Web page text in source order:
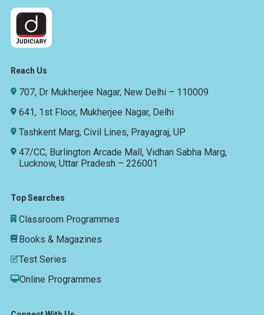
Reach Us
707, Dr Mukherjee Nagar, New Delhi – 110009
641, 1st Floor, Mukherjee Nagar, Delhi
Tashkent Marg, Civil Lines, Prayagraj, UP
47/CC, Burlington Arcade Mall, Vidhan Sabha Marg,
Lucknow, Uttar Pradesh – 226001
Top Searches
Classroom Programmes
Books & Magazines
Test Series
Online Programmes